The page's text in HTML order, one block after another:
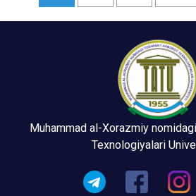
Muhammad al-Xorazmiy
Texnologiyalari